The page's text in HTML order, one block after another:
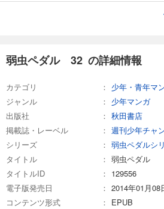
あらすじを表示する
弱虫ペダル 58
649
あらすじを表示する
弱虫ペダル 59
弱虫ペダル 32 の詳細情報
カテゴリ
少年・青年マ
ジャンル
少年マンガ
出版社
秋田書店
掲載誌・レーベル
週刊少年チャ
シリーズ
弱虫ペダルシ
タイトル
弱虫ペダル
タイトルID
129556
電子版発売日
2014年01月08
コンテンツ形式
EPUB